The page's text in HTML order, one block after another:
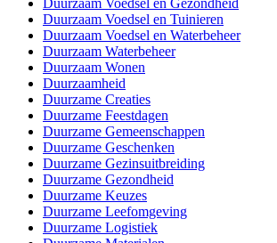
Duurzaam Voedsel en Gezondheid
Duurzaam Voedsel en Tuinieren
Duurzaam Voedsel en Waterbeheer
Duurzaam Waterbeheer
Duurzaam Wonen
Duurzaamheid
Duurzame Creaties
Duurzame Feestdagen
Duurzame Gemeenschappen
Duurzame Geschenken
Duurzame Gezinsuitbreiding
Duurzame Gezondheid
Duurzame Keuzes
Duurzame Leefomgeving
Duurzame Logistiek